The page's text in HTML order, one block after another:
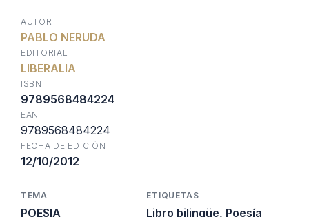
original
era:
$16.900.
AUTOR
PABLO NERUDA
EDITORIAL
LIBERALIA
ISBN
9789568484224
EAN
9789568484224
FECHA DE EDICIÓN
12/10/2012
TEMA
POESIA
ETIQUETAS
Libro bilingüe, Poesía